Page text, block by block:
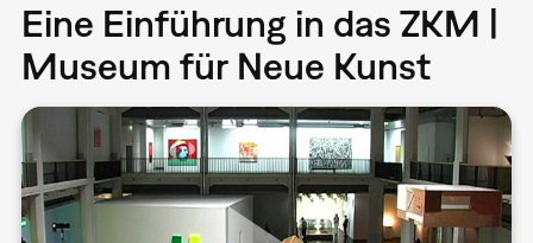
Eine Einführung in das ZKM |
Museum für Neue Kunst